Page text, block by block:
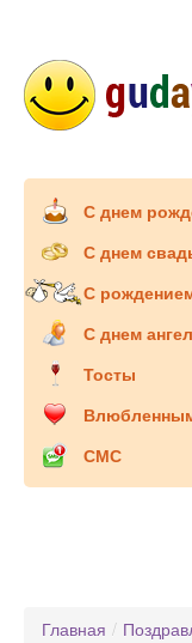
С днем
С днем
С
С днем
Тосты
СМС
Главная /